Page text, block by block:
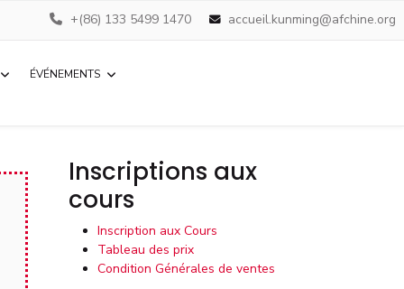
+(86) 133 5499 1470 accueil.kunming@afchine.org
ÉVÉNEMENTS
Inscriptions aux
cours
Inscription aux Cours
Tableau des prix
Condition Générales de ventes